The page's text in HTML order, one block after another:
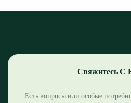
Свяжитесь С
Есть вопросы или особые